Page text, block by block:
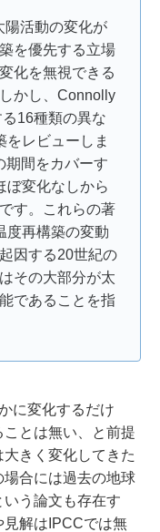
陽活動の変化が
を優先する立場
化を無視できる
かし、Connolly
16種類の異な
をレビューしま
期間をカバーす
ぼ変化なしから
す。これらの著
度再構築の変動
因する20世紀の
その大部分が太
であることを指
に変化するだけ
とは無い、と前提
きく変化してきた
合には過去の地球
う論文も存在す
見解はIPCCでは無